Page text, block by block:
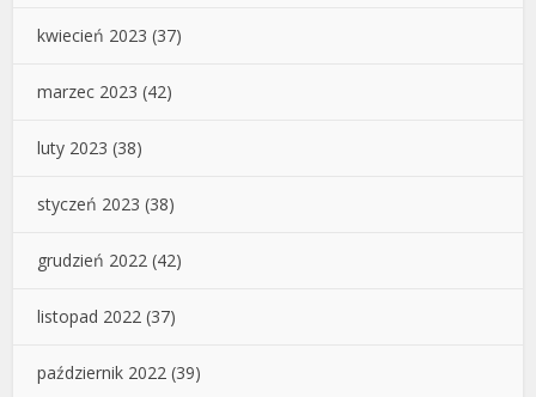
kwiecień 2023 (37)
marzec 2023 (42)
luty 2023 (38)
styczeń 2023 (38)
grudzień 2022 (42)
listopad 2022 (37)
październik 2022 (39)